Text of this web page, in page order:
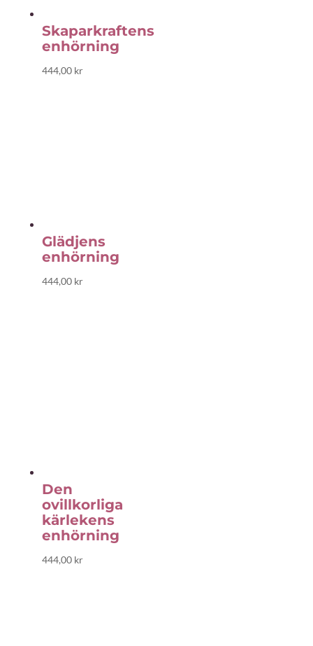
Skaparkraftens
enhörning
444,00 kr
Glädjens
enhörning
444,00 kr
Den
ovillkorliga
kärlekens
enhörning
444,00 kr